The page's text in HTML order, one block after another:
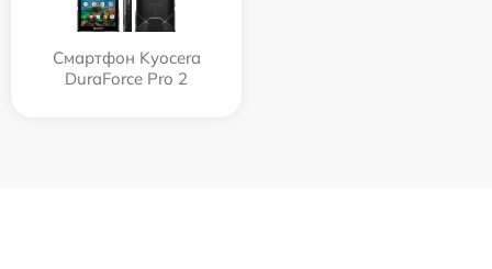
Смартфон Kyocera
DuraForce Pro 2